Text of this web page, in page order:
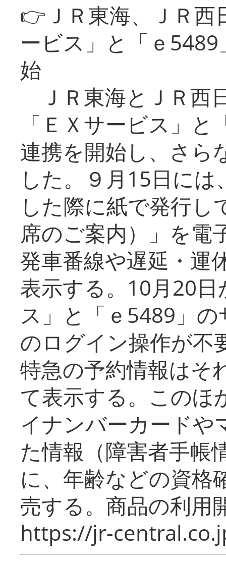
👉ＪＲ東海、ＪＲ
ービス」と「ｅ
始
ＪＲ東海とＪＲ西
「ＥＸサービス」
連携を開始し、さら
した。９月15日に
した際に紙で発行し
席のご案内）」を電
発車番線や遅延・運
表示する。10月20
ス」と「ｅ5489」
のログイン操作が不
特急の予約情報はそ
て表示する。このほ
イナンバーカードや
た情報（障害者手帳
に、年齢などの資格
売する。商品の利用
https://jr-